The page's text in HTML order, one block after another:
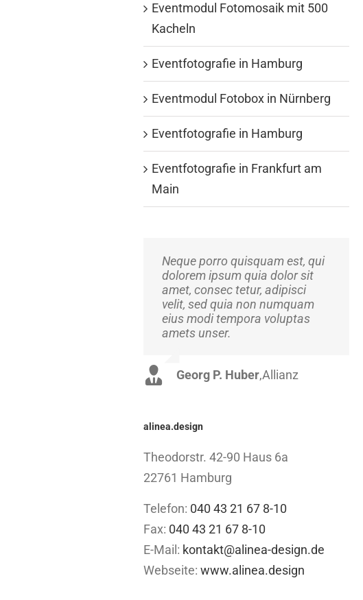
Eventmodul Fotomosaik mit 500
Kacheln
Eventfotografie in Hamburg
Eventmodul Fotobox in Nürnberg
Eventfotografie in Hamburg
Eventfotografie in Frankfurt am
Main
Neque porro quisquam est, qui
dolorem ipsum quia dolor sit
amet, consec tetur, adipisci
velit, sed quia non numquam
eius modi tempora voluptas
amets unser.
Georg P. Huber,Allianz
Aliquam erat volutpat. Quisque
at est id ligula facilisis laoreet
eget pulvinar nibh.
Suspendisse at ultrices dui.
Curabitur ac felis arcu sadips
ipsums fugiats nemis.
Luke Beck,Theme Fusion
alinea.design
Theodorstr. 42-90 Haus 6a
22761 Hamburg
Telefon: 040 43 21 67 8-10
Fax: 040 43 21 67 8-10
E-Mail: kontakt@alinea-design.de
Webseite:www.alinea.design